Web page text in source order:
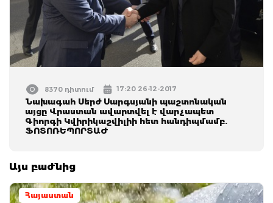
8370 դիտում 17:20 26-12-2017
Նախագահ Սերժ Սարգսյանի պաշտոնական
այցը Վրաստան ավարտվել է վարչապետ
Գիորգի Կվիրիկաշվիլիի հետ հանդիպմամբ.
ՖՈՏՈՌԵՊՈՐՏԱԺ
Այս բաժնից
Հայաստան